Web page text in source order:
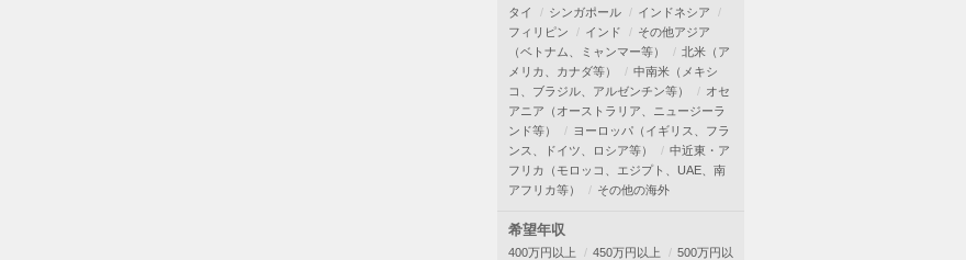
タイ
シンガポール
インドネシア
フィリピン
インド
その他アジア
（ベトナム、ミャンマー等）
北米（ア
メリカ、カナダ等）
中南米（メキシ
コ、ブラジル、アルゼンチン等）
オセ
アニア（オーストラリア、ニュージーラ
ンド等）
ヨーロッパ（イギリス、フラ
ンス、ドイツ、ロシア等）
中近東・ア
フリカ（モロッコ、エジプト、UAE、南
アフリカ等）
その他の海外
希望年収
400万円以上 450万円以上
500万円以